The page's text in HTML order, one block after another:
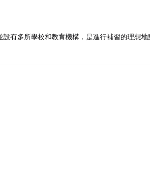
有多所學校和教育機構，是進行補習的理想地